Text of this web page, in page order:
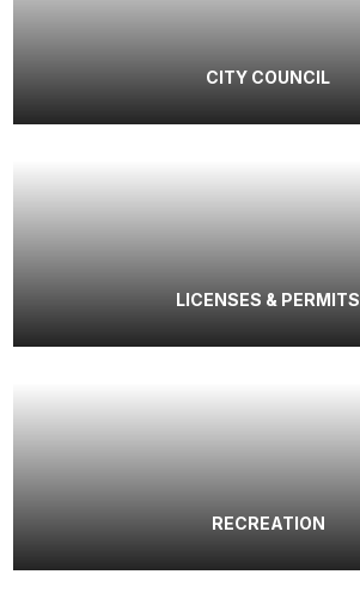
CITY COUNCIL
LICENSES & PERMITS
RECREATION